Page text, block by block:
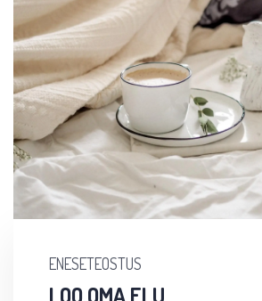
ENESETEOSTUS
LOO OMA ELU